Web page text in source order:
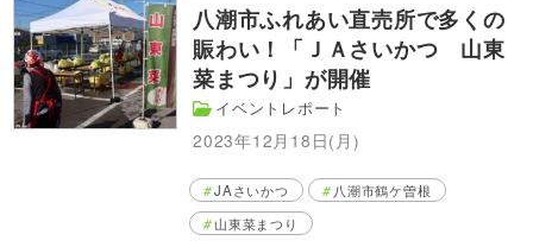
八潮市ふれあい直売所で多くの
賑わい！「ＪＡさいかつ 山東
菜まつり」が開催
イベントレポート
2023年12月18日(月)
JAさいかつ
八潮市鶴ケ曽根
山東菜まつり